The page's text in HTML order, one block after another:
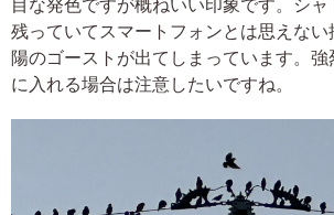
目な発色ですが概ねいい印象です。シ
残っていてスマートフォンとは思えな
陽のゴーストが出てしまっています。
に入れる場合は注意したいですね。